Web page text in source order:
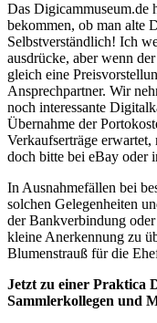
Das Digicammuseum.de
bekommen, ob man alte
Selbstverständlich! Ich
ausdrücke, aber wenn
gleich eine
Ansprechpartner. Wir
noch interessante
Übernahme der
Verkaufserträge
doch bitte bei eBay oder
In Ausnahmefällen bei
solchen Gelegenheiten
der Bankverbindung
kleine Anerkennung zu
Blumenstrauß für die
Jetzt zu einer Praktica
Sammlerkollegen und